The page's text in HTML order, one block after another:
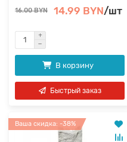
16.00 BYN 14.99 BYN/шт
В корзину
Быстрый заказ
Ваша скидка: -38%